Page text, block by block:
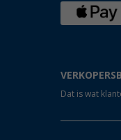
Dat is wat